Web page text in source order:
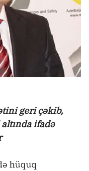
geri çəkib,
ifadə
hüquq